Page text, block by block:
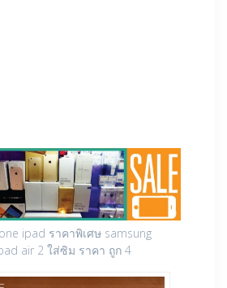
ipad ราคาพิเศษ samsung
air 2 ใส่ซิม ราคา ถูก 4